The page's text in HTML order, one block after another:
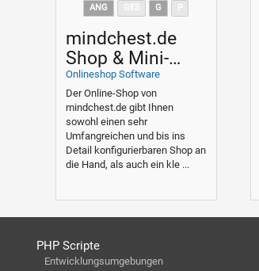
ANG G
mindchest.de
Shop & Mini-
CMS
Onlineshop Software
Der Online-Shop von
mindchest.de gibt Ihnen
sowohl einen sehr
Umfangreichen und bis ins
Detail konfigurierbaren Shop an
die Hand, als auch ein kle ...
PHP Scripte
Entwicklungsumgebungen